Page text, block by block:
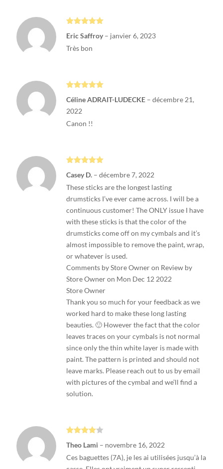
5
Eric Saffroy– janvier 6, 2023
Très bon
5
Céline ADRAIT-LUDECKE – décembre 21,
2022
Canon !!
5
Casey D. – décembre 7, 2022
These sticks are the longest lasting
drumsticks I’ve ever came across. I will be a
continuous customer! The ONLY issue I have
with these sticks is that the color of the
drumsticks come off on my cymbals and it’s
almost impossible to remove the paint, wrap,
or whatever is used.
Comments by Store Owner on Review by
Store Owner on Mon Dec 12 2022
Store Owner
Thank you so much for your feedback as we
worked hard to make these long lasting
beauties. 🙂 However the fact that the color
leaves traces on your cymbals is not normal
since only the thin white layer is made with
paint. The pattern is printed and should not
leave marks. Please reach out to us by email
with pictures of the cymbal and we’ll find a
solution.
sur 5
Theo Lami – novembre 16, 2022
Ces baguettes (7A), je les ai utilisées jusqu’à la